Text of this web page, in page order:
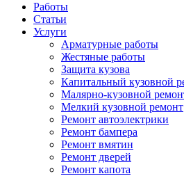
Работы
Статьи
Услуги
Арматурные работы
Жестяные работы
Защита кузова
Капитальный кузовной
Малярно-кузовной
Мелкий кузовной ремонт
Ремонт автоэлектрики
Ремонт бампера
Ремонт вмятин
Ремонт дверей
Ремонт капота